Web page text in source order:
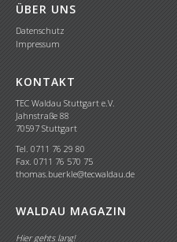
ÜBER UNS
Datenschutz
Impressum
KONTAKT
TEC Waldau Stuttgart e.V.
Jahnstraße 88
70597 Stuttgart
Tel. 0711 76 29 80
Fax. 0711 76 570 75
thomas.buerkle@tecwaldau.de
WALDAU MAGAZIN
Hier gehts lang!